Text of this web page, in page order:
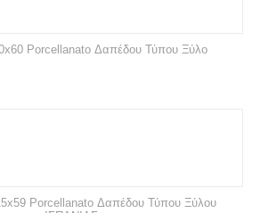
Porcellanato Δαπέδου Τύπου Ξύλο
Porcellanato Δαπέδου Τύπου Ξύλου